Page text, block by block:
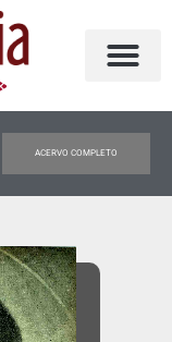
ACERVO COMPLETO